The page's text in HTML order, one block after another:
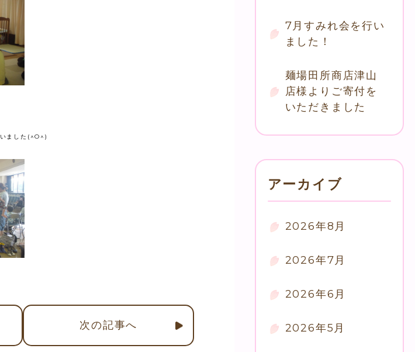
ました(^O^)
次の記事へ
7月すみれ会を行い
ました！
麺場田所商店津山
店様よりご寄付を
いただきました
アーカイブ
2026年8月
2026年7月
2026年6月
2026年5月